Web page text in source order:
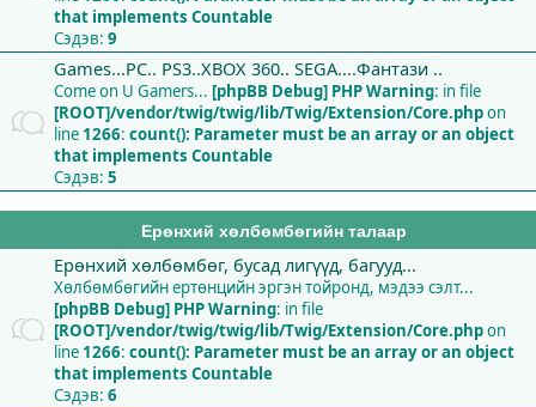
that implements Countable
Сэдэв: 9
Games...PC.. PS3..XBOX 360.. SEGA....Фантази ..
Come on U Gamers... [phpBB Debug] PHP Warning: in file
[ROOT]/vendor/twig/twig/lib/Twig/Extension/Core.phpon
line 1266: count(): Parameter must be an array or an object
that implements Countable
Сэдэв: 5
Ерөнхий хөлбөмбөгийн талаар
Ерөнхий хөлбөмбөг, бусад лигүүд, багууд...
Хөлбөмбөгийн ертөнцийн эргэн тойронд, мэдээ сэлт...
[phpBB Debug] PHP Warning: in file
[ROOT]/vendor/twig/twig/lib/Twig/Extension/Core.phpon
line 1266: count(): Parameter must be an array or an object
that implements Countable
Сэдэв: 6